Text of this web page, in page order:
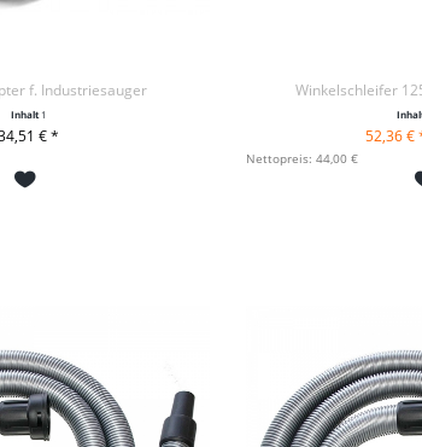
f. Industriesauger
Inhalt 1
€ *
WARENKORB
Winkelschleifer
52,36 €
+ IN DEN
Nettopreis: 44,00 €